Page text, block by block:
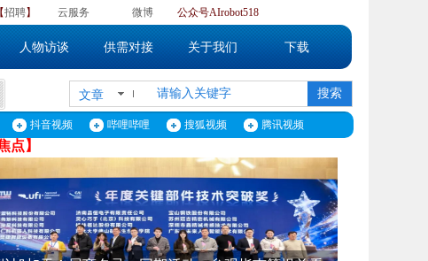
【招聘】 云服务 微博 公众号AIrobot518
人物访谈 供需对接 关于我们 下载
文章 搜索
抖音视频 哔哩哔哩 搜狐视频 腾讯视频
点 】